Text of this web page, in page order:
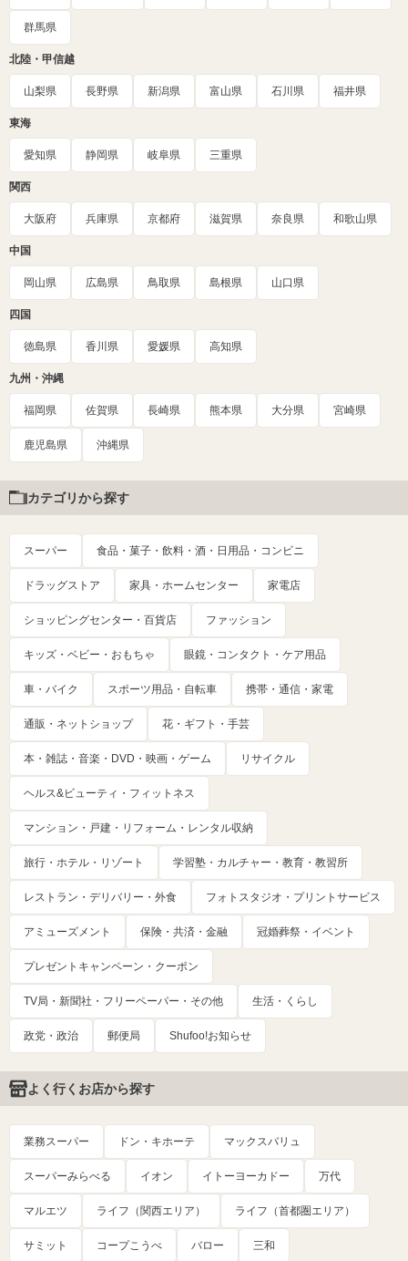
群馬県
北陸・甲信越
山梨県 長野県 新潟県 富山県 石川県 福井県
東海
愛知県 静岡県 岐阜県 三重県
関西
大阪府 兵庫県 京都府 滋賀県 奈良県 和歌山県
中国
岡山県 広島県 鳥取県 島根県 山口県
四国
徳島県 香川県 愛媛県 高知県
九州・沖縄
福岡県 佐賀県 長崎県 熊本県 大分県 宮崎県
鹿児島県 沖縄県
カテゴリから探す
スーパー 食品・菓子・飲料・酒・日用品・コンビニ
ドラッグストア 家具・ホームセンター 家電店
ショッピングセンター・百貨店 ファッション
キッズ・ベビー・おもちゃ 眼鏡・コンタクト・ケア用品
車・バイク スポーツ用品・自転車 携帯・通信・家電
通販・ネットショップ 花・ギフト・手芸
本・雑誌・音楽・DVD・映画・ゲーム リサイクル
ヘルス&ビューティ・フィットネス
マンション・戸建・リフォーム・レンタル収納
旅行・ホテル・リゾート 学習塾・カルチャー・教育・教習所
レストラン・デリバリー・外食 フォトスタジオ・プリントサービス
アミューズメント 保険・共済・金融 冠婚葬祭・イベント
プレゼントキャンペーン・クーポン
TV局・新聞社・フリーペーパー・その他 生活・くらし
政党・政治 郵便局 Shufoo!お知らせ
よく行くお店から探す
業務スーパー ドン・キホーテ マックスバリュ
スーパーみらべる イオン イトーヨーカドー 万代
マルエツ ライフ（関西エリア） ライフ（首都圏エリア）
サミット コープこうべ バロー 三和